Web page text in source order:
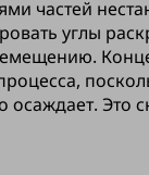
частей
углы
Это